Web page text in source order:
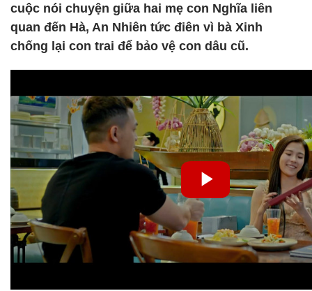
cuộc nói chuyện giữa hai mẹ con Nghĩa liên
quan đến Hà, An Nhiên tức điên vì bà Xinh
chống lại con trai để bảo vệ con dâu cũ.